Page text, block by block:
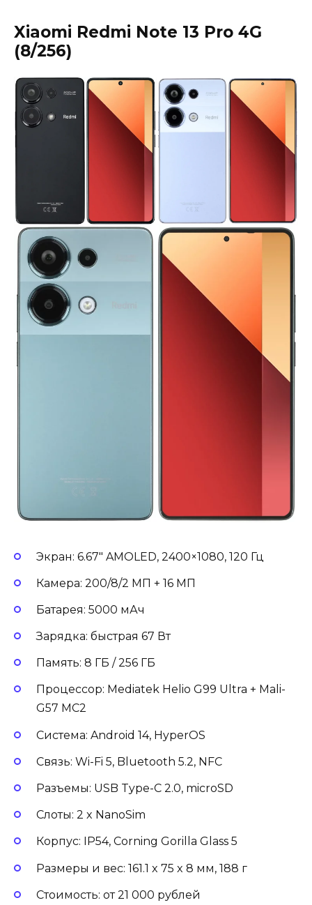
Xiaomi Redmi Note 13 Pro 4G
(8/256)
Экран: 6.67″ AMOLED, 2400×1080, 120 Гц
Камера: 200/8/2 МП + 16 МП
Батарея: 5000 мАч
Зарядка: быстрая 67 Вт
Память: 8 ГБ / 256 ГБ
Процессор: Mediatek Helio G99 Ultra + Mali-
G57 MC2
Система: Android 14, HyperOS
Связь: Wi-Fi 5, Bluetooth 5.2, NFC
Разъемы: USB Type-C 2.0, microSD
Слоты: 2 x NanoSim
Корпус: IP54, Corning Gorilla Glass 5
Размеры и вес: 161.1 x 75 x 8 мм, 188 г
Стоимость: от 21 000 рублей